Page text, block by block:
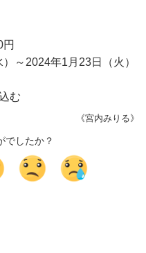
～2024年1月23日（火）
む
《宮内みりる》
でしたか？